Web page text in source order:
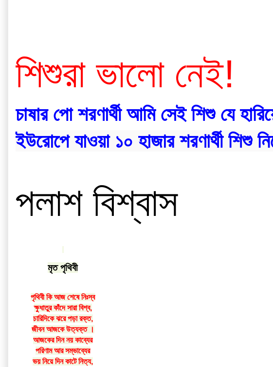
শিশুরা ভালো নেই!
চাষার পো শরণার্থী আমি সেই শিশু যে
ইউরোপে যাওয়া ১০ হাজার শরণার্থী শিশু
পলাশ বিশ্বাস
মৃত পৃথিবী
পৃথিবী কি আজ শেষে নিঃস্ব
ক্ষুধাতুর কাঁদে সারা বিশ্ব,
চারিদিকে ঝরে পড়া রক্ত,
জীবন আজকে উত্যক্ত ।
আজকের দিন নয় কাব্যের
পরিণাম আর সম্ভাব্যের
ভয় নিয়ে দিন কাটে নিত্য,